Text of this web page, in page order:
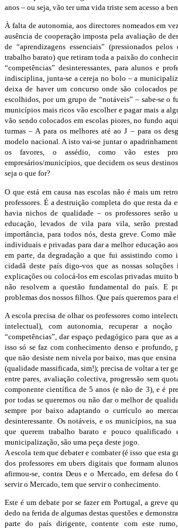
anos – ou seja, vão ter uma vida triste sem acesso a
À falta de autonomia, aos directores nomeados em
ausência de cooperação imposta pela avaliação de
de “aprendizagens essenciais” (pressionados pelos
trabalho barato) que retiram toda a paixão do
“competências” desinteressantes, para alunos e
indisciplina, junta-se a cereja no bolo – a
deixa de haver um concurso onde são colocados
escolhidos, por um grupo de “notáveis” – sabe-se o
municípios mais ricos vão escolher e pagar mais a
vão sendo colocados em escolas piores, no fundo
turmas – A para os melhores até ao J – para os
modelo nacional. A isto vai-se juntar o
os favores, o assédio, como vão estes
empresários/municípios, que decidem os seus
seja o que for?
O que está em causa nas escolas não é mais um
professores. É a destruição completa do que resta da
havia nichos de qualidade – os professores serão
educação, levados de vila para vila, serão
importância, para todos nós, desta greve. Como
individuais e privadas para dar a melhor educação
em parte, da degradação a que fui assistindo como
cidadã deste país digo-vos que as nossas
explicações ou colocá-los em escolas privadas muito
não resolvem a questão fundamental do país. E
problemas dos nossos filhos. Que país queremos para
A escola precisa de olhar os professores como
intelectual), com autonomia, recuperar a
“competências”, dar espaço pedagógico para que as
isso só se faz com conhecimento denso e profundo,
que não desiste nem nivela por baixo, mas que
(qualidade massificada, sim!); precisa de voltar a ter
entre pares, avaliação colectiva, progressão sem
componente científica de 5 anos (e não de 3), e é
por todas se queremos ou não dar o melhor de
sempre por baixo adaptando o currículo ao
desinteressante. Os notáveis, e os municípios, na
que querem trabalho barato e pouco qualificado
municipalização, são uma peça deste jogo.
A escola tem que debater e combater (é isso que esta
dos professores em ubers digitais que formam
afirmou-se, contra Deus e o Mercado, em defesa do
servir o Mercado, tem que servir o conhecimento.
Este é um debate por se fazer em Portugal, a greve
dedo na ferida de algumas destas questões e
parte do país dirigente, contente com este rumo,